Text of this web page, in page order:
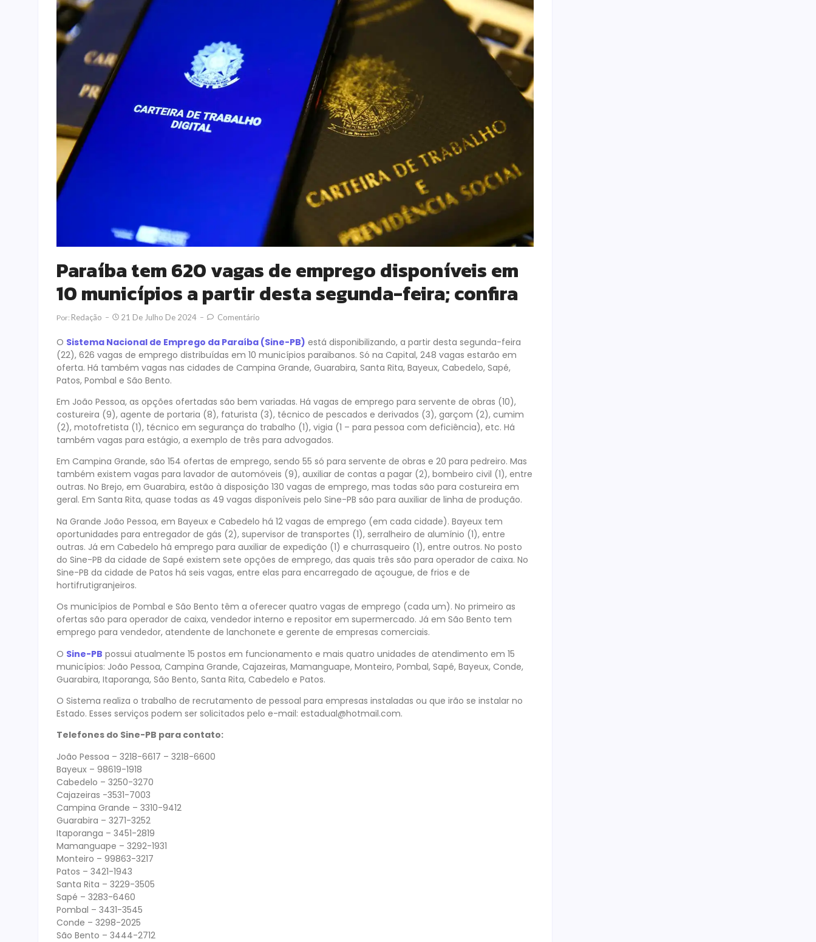
Paraíba tem 620 vagas de emprego disponíveis em
10 municípios a partir desta segunda-feira; confira
Por: Redação 21 De Julho De 2024 Comentário
O Sistema Nacional de Emprego da Paraíba (Sine-PB) está disponibilizando, a partir desta segunda-feira
(22), 626 vagas de emprego distribuídas em 10 municípios paraibanos. Só na Capital, 248 vagas estarão em
oferta. Há também vagas nas cidades de Campina Grande, Guarabira, Santa Rita, Bayeux, Cabedelo, Sapé,
Patos, Pombal e São Bento.
Em João Pessoa, as opções ofertadas são bem variadas. Há vagas de emprego para servente de obras (10),
costureira (9), agente de portaria (8), faturista (3), técnico de pescados e derivados (3), garçom (2), cumim
(2), motofretista (1), técnico em segurança do trabalho (1), vigia (1 – para pessoa com deficiência), etc. Há
também vagas para estágio, a exemplo de três para advogados.
Em Campina Grande, são 154 ofertas de emprego, sendo 55 só para servente de obras e 20 para pedreiro. Mas
também existem vagas para lavador de automóveis (9), auxiliar de contas a pagar (2), bombeiro civil (1), entre
outras. No Brejo, em Guarabira, estão à disposição 130 vagas de emprego, mas todas são para costureira em
geral. Em Santa Rita, quase todas as 49 vagas disponíveis pelo Sine-PB são para auxiliar de linha de produção.
Na Grande João Pessoa, em Bayeux e Cabedelo há 12 vagas de emprego (em cada cidade). Bayeux tem
oportunidades para entregador de gás (2), supervisor de transportes (1), serralheiro de alumínio (1), entre
outras. Já em Cabedelo há emprego para auxiliar de expedição (1) e churrasqueiro (1), entre outros. No posto
do Sine-PB da cidade de Sapé existem sete opções de emprego, das quais três são para operador de caixa. No
Sine-PB da cidade de Patos há seis vagas, entre elas para encarregado de açougue, de frios e de
hortifrutigranjeiros.
Os municípios de Pombal e São Bento têm a oferecer quatro vagas de emprego (cada um). No primeiro as
ofertas são para operador de caixa, vendedor interno e repositor em supermercado. Já em São Bento tem
emprego para vendedor, atendente de lanchonete e gerente de empresas comerciais.
O Sine-PB possui atualmente 15 postos em funcionamento e mais quatro unidades de atendimento em 15
municípios: João Pessoa, Campina Grande, Cajazeiras, Mamanguape, Monteiro, Pombal, Sapé, Bayeux, Conde,
Guarabira, Itaporanga, São Bento, Santa Rita, Cabedelo e Patos.
O Sistema realiza o trabalho de recrutamento de pessoal para empresas instaladas ou que irão se instalar no
Estado. Esses serviços podem ser solicitados pelo e-mail: estadual@hotmail.com.
Telefones do Sine-PB para contato:
João Pessoa – 3218-6617 – 3218-6600
Bayeux – 98619-1918
Cabedelo – 3250-3270
Cajazeiras -3531-7003
Campina Grande – 3310-9412
Guarabira – 3271-3252
Itaporanga – 3451-2819
Mamanguape – 3292-1931
Monteiro – 99863-3217
Patos – 3421-1943
Santa Rita – 3229-3505
Sapé – 3283-6460
Pombal – 3431-3545
Conde – 3298-2025
São Bento – 3444-2712